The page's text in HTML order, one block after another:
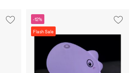
-12%
Flash Sale